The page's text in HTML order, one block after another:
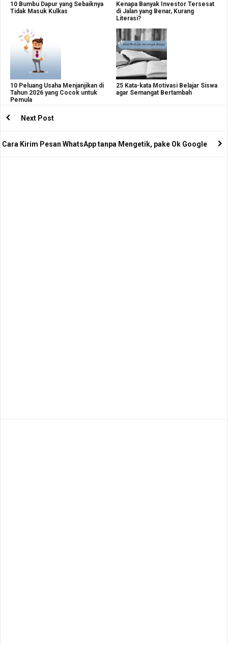
10 Bumbu Dapur yang Sebaiknya
Tidak Masuk Kulkas
Kenapa Banyak Investor Tersesat
di Jalan yang Benar, Kurang
Literasi?
10 Peluang Usaha Menjanjikan di
Tahun 2026 yang Cocok untuk
Pemula
25 Kata-kata Motivasi Belajar Siswa
agar Semangat Bertambah
Next Post
Cara Kirim Pesan WhatsApp tanpa Mengetik, pake Ok Google